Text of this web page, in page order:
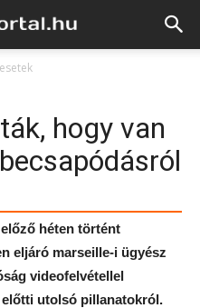
hogy van
héten történt
eljáró marseille-i ügyész
videofelvétellel
előtti utolsó pillanatokról.